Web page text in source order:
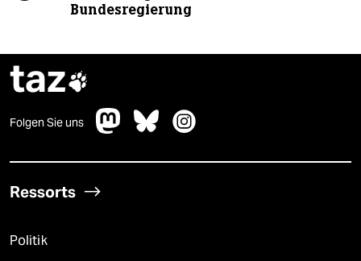
Bundesregierung
taz
Folgen Sie uns
Ressorts
Politik